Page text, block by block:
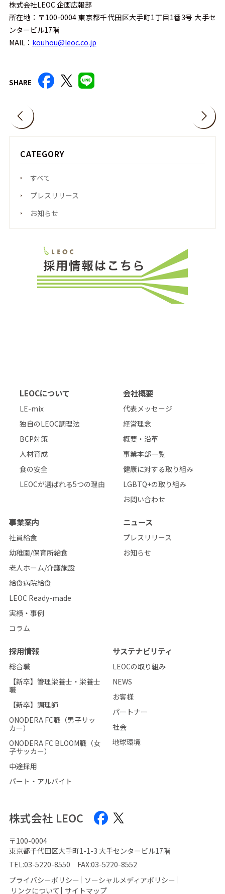
株式会社LEOC 企画広報部
所在地：〒100-0004 東京都千代田区大手町1丁目1番3号 大手セ
ンタービル17階
MAIL： kouhou@leoc.co.jp
SHARE
CATEGORY
すべて
プレスリリース
お知らせ
LEOCについて
LE-mix
独自のLEOC調理法
BCP対策
人材育成
食の安全
LEOCが選ばれる5つの理由
会社概要
代表メッセージ
経営理念
概要・沿革
事業本部一覧
健康に対する取り組み
LGBTQ+の取り組み
お問い合わせ
事業案内
社員給食
幼稚園/保育所給食
老人ホーム/介護施設
給食病院給食
LEOC Ready-made
実績・事例
コラム
ニュース
プレスリリース
お知らせ
採用情報
総合職
【新卒】管理栄養士・栄養士
職
【新卒】調理師
ONODERA FC職（男子サッ
カー）
ONODERA FC BLOOM職（女
子サッカー）
中途採用
パート・アルバイト
サステナビリティ
LEOCの取り組み
NEWS
お客様
パートナー
社会
地球環境
株式会社 LEOC
〒100-0004
東京都千代田区大手町1-1-3 大手センタービル17階
TEL:03-5220-8550 FAX:03-5220-8552
プライバシーポリシー
ソーシャルメディアポリシー
リンクについて
サイトマップ